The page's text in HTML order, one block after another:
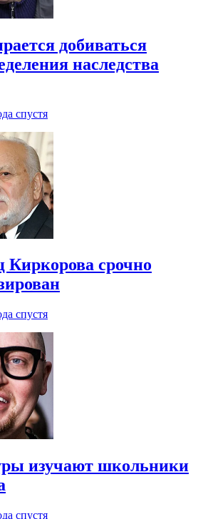
добиваться
наследства
спустя
срочно
спустя
изучают школьники
спустя